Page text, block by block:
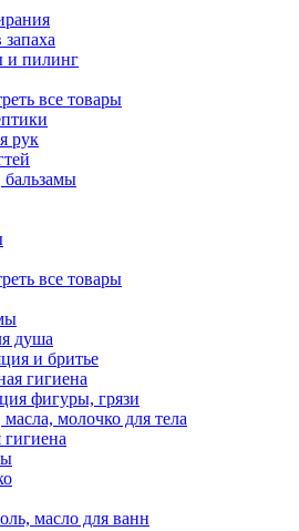
и пилинг
все товары
рук
все товары
душа
и бритье
гигиена
фигуры, грязи
молочко для тела
масло для ванн